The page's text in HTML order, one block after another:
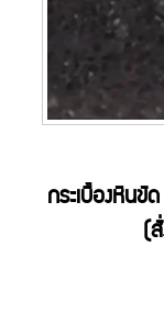
กระเบื้องหิน
(